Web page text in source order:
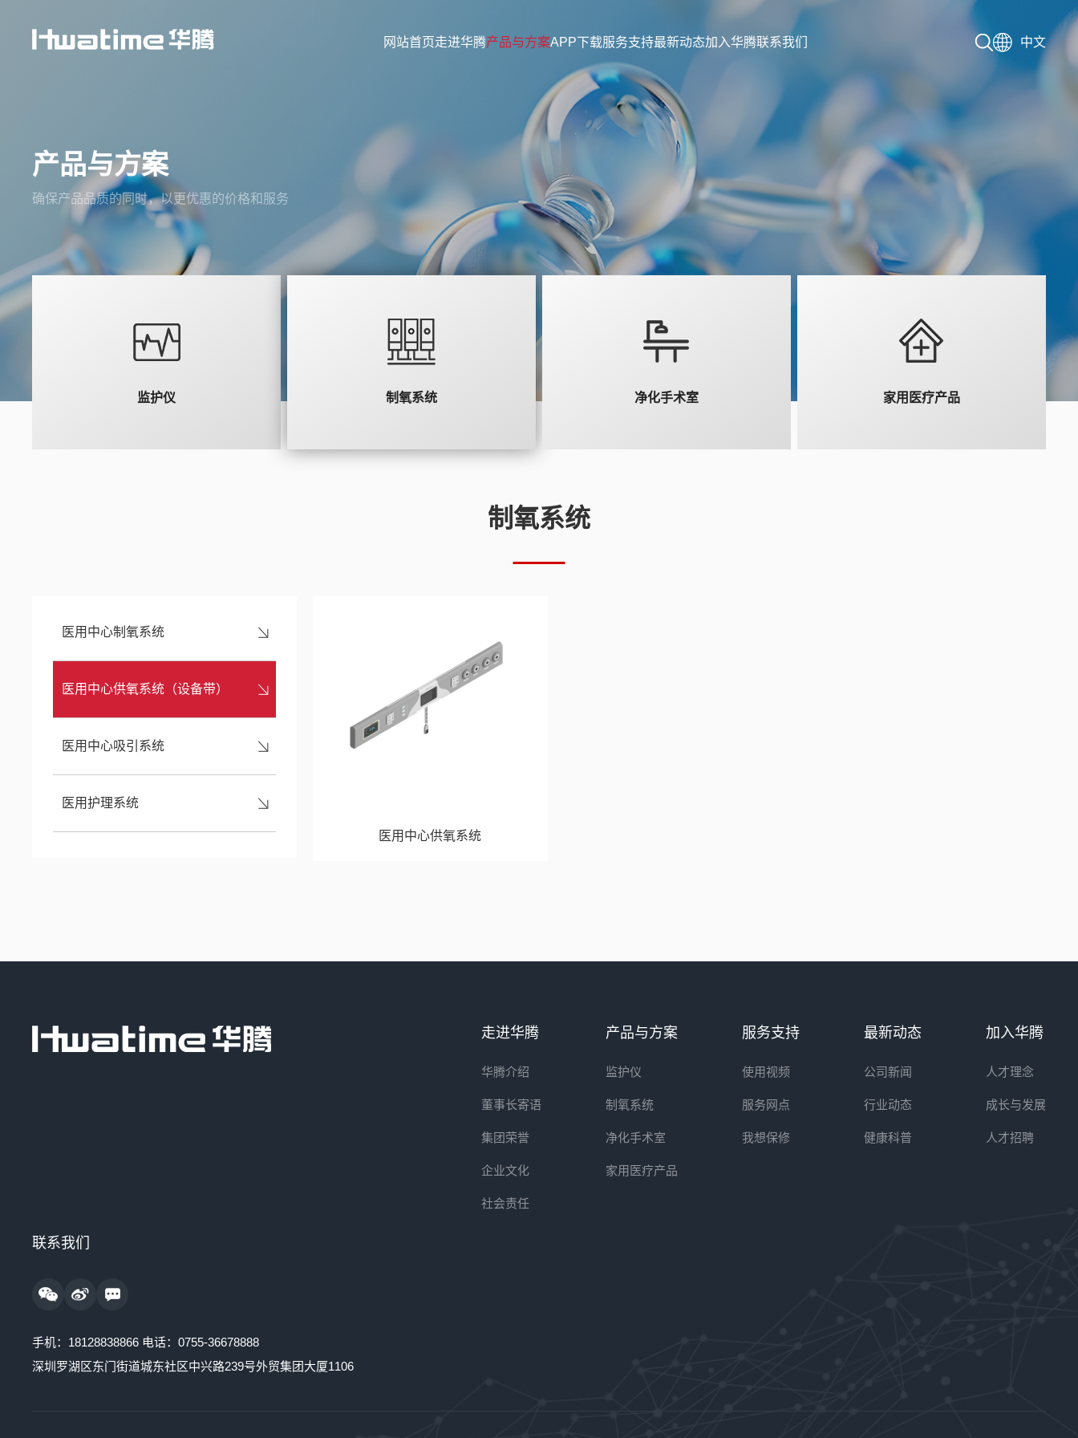
网站首页走进华腾产品与方案APP下载服务支持最新动态加入华腾联系我们 中文
产品与方案
确保产品品质的同时，以更优惠的价格和服务
监护仪 制氧系统 净化手术室 家用医疗产品
制氧系统
医用中心制氧系统
医用中心供氧系统（设备带）
医用中心吸引系统
医用护理系统
医用中心供氧系统
走进华腾
华腾介绍
董事长寄语
集团荣誉
企业文化
社会责任
产品与方案
监护仪
制氧系统
净化手术室
家用医疗产品
服务支持
使用视频
服务网点
我想保修
最新动态
公司新闻
行业动态
健康科普
加入华腾
人才理念
成长与发展
人才招聘
联系我们
手机： 18128838866 电话：0755-36678888
深圳罗湖区东门街道城东社区中兴路239号外贸集团大厦1106